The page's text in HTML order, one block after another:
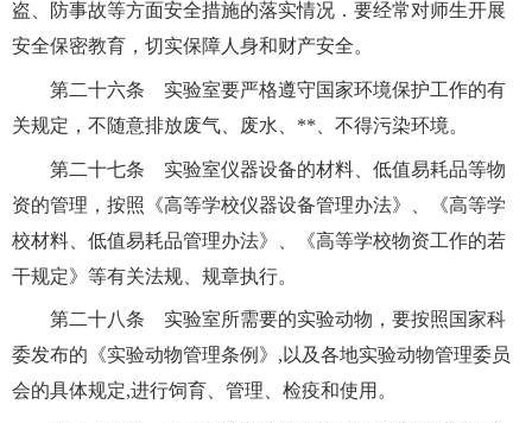
盗、防事故等方面安全措施的落实情况．要经常对师生开展
安全保密教育，切实保障人身和财产安全。
第二十六条 实验室要严格遵守国家环境保护工作的有
关规定，不随意排放废气、废水、**、不得污染环境。
第二十七条 实验室仪器设备的材料、低值易耗品等物
资的管理，按照《高等学校仪器设备管理办法》、《高等学
校材料、低值易耗品管理办法》、《高等学校物资工作的若
干规定》等有关法规、规章执行。
第二十八条 实验室所需要的实验动物，要按照国家科
委发布的《实验动物管理条例》 ,以及各地实验动物管理委员
会的具体规定,进行饲育、管理、检疫和使用。